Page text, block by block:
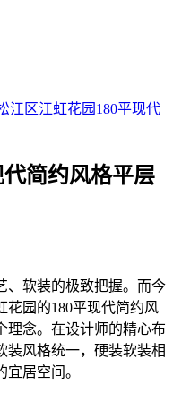
江区江虹花园180平现代
简约风格平层
、软装的极致把握。而今
花园的180平现代简约风
理念。在设计师的精心布
装风格统一，硬装软装相
居空间。